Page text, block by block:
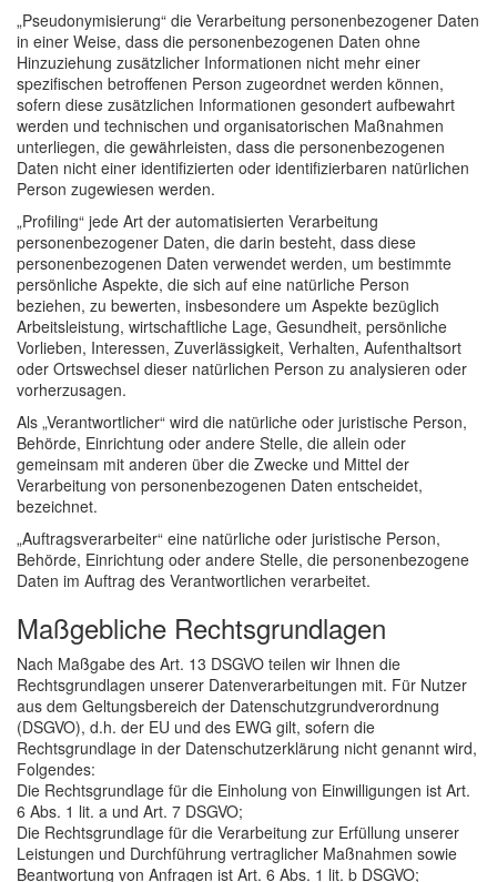
„Pseudonymisierung“ die Verarbeitung personenbezogener Daten
in einer Weise, dass die personenbezogenen Daten ohne
Hinzuziehung zusätzlicher Informationen nicht mehr einer
spezifischen betroffenen Person zugeordnet werden können,
sofern diese zusätzlichen Informationen gesondert aufbewahrt
werden und technischen und organisatorischen Maßnahmen
unterliegen, die gewährleisten, dass die personenbezogenen
Daten nicht einer identifizierten oder identifizierbaren natürlichen
Person zugewiesen werden.
„Profiling“ jede Art der automatisierten Verarbeitung
personenbezogener Daten, die darin besteht, dass diese
personenbezogenen Daten verwendet werden, um bestimmte
persönliche Aspekte, die sich auf eine natürliche Person
beziehen, zu bewerten, insbesondere um Aspekte bezüglich
Arbeitsleistung, wirtschaftliche Lage, Gesundheit, persönliche
Vorlieben, Interessen, Zuverlässigkeit, Verhalten, Aufenthaltsort
oder Ortswechsel dieser natürlichen Person zu analysieren oder
vorherzusagen.
Als „Verantwortlicher“ wird die natürliche oder juristische Person,
Behörde, Einrichtung oder andere Stelle, die allein oder
gemeinsam mit anderen über die Zwecke und Mittel der
Verarbeitung von personenbezogenen Daten entscheidet,
bezeichnet.
„Auftragsverarbeiter“ eine natürliche oder juristische Person,
Behörde, Einrichtung oder andere Stelle, die personenbezogene
Daten im Auftrag des Verantwortlichen verarbeitet.
Maßgebliche Rechtsgrundlagen
Nach Maßgabe des Art. 13 DSGVO teilen wir Ihnen die
Rechtsgrundlagen unserer Datenverarbeitungen mit. Für Nutzer
aus dem Geltungsbereich der Datenschutzgrundverordnung
(DSGVO), d.h. der EU und des EWG gilt, sofern die
Rechtsgrundlage in der Datenschutzerklärung nicht genannt wird,
Folgendes:
Die Rechtsgrundlage für die Einholung von Einwilligungen ist Art.
6 Abs. 1 lit. a und Art. 7 DSGVO;
Die Rechtsgrundlage für die Verarbeitung zur Erfüllung unserer
Leistungen und Durchführung vertraglicher Maßnahmen sowie
Beantwortung von Anfragen ist Art. 6 Abs. 1 lit. b DSGVO;